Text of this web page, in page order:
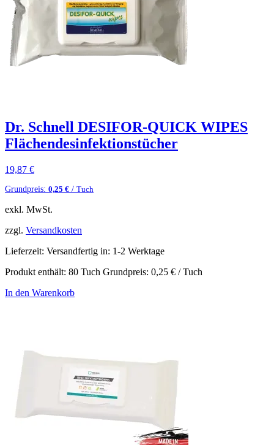
Dr. Schnell DESIFOR-QUICK WIPES
Flächendesinfektionstücher
19,87 €
Grundpreis: 0,25 € / Tuch
exkl. MwSt.
zzgl. Versandkosten
Lieferzeit: Versandfertig in: 1-2 Werktage
Produkt enthält: 80 Tuch Grundpreis: 0,25 € /Tuch
In den Warenkorb